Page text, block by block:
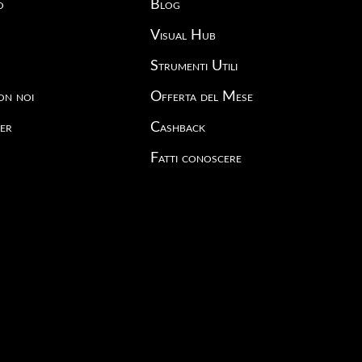
noi
Blog
Visual Hub
Strumenti Utili
Offerta del Mese
Cashback
Fatti conoscere